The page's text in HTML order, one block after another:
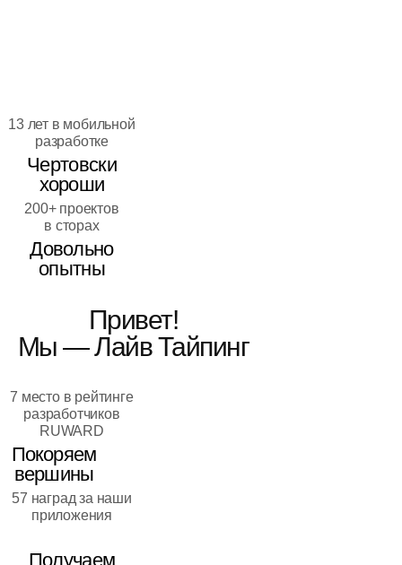
13 лет в мобильной
разработке
Чертовски
хороши
200+ проектов
в сторах
Довольно
опытны
Привет!
Мы — Лайв Тайпинг
7 место в рейтинге
разработчиков
RUWARD
Покоряем
вершины
57 наград за наши
приложения
Получаем